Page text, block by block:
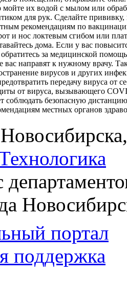
мойте их водой с мылом или
для рук. Сделайте прививку,
рекомендациям по
и нос локтевым сгибом или
дома. Если у вас
за медицинской
вас направят к нужному врачу.
вирусов и других
передачу вируса от
от вируса, вызывающего
соблюдать безопасную
местных органов
портал
поддержка